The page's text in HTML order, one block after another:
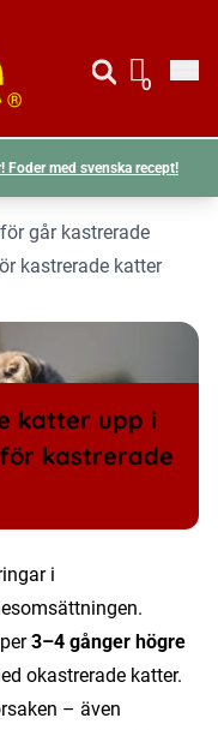
Gå till
Visa
0
Foder med svenska recept!
går kastrerade
kastrerade katter
katter upp i
kastrerade
i
3–4 gånger högre
okastrerade katter.
– även